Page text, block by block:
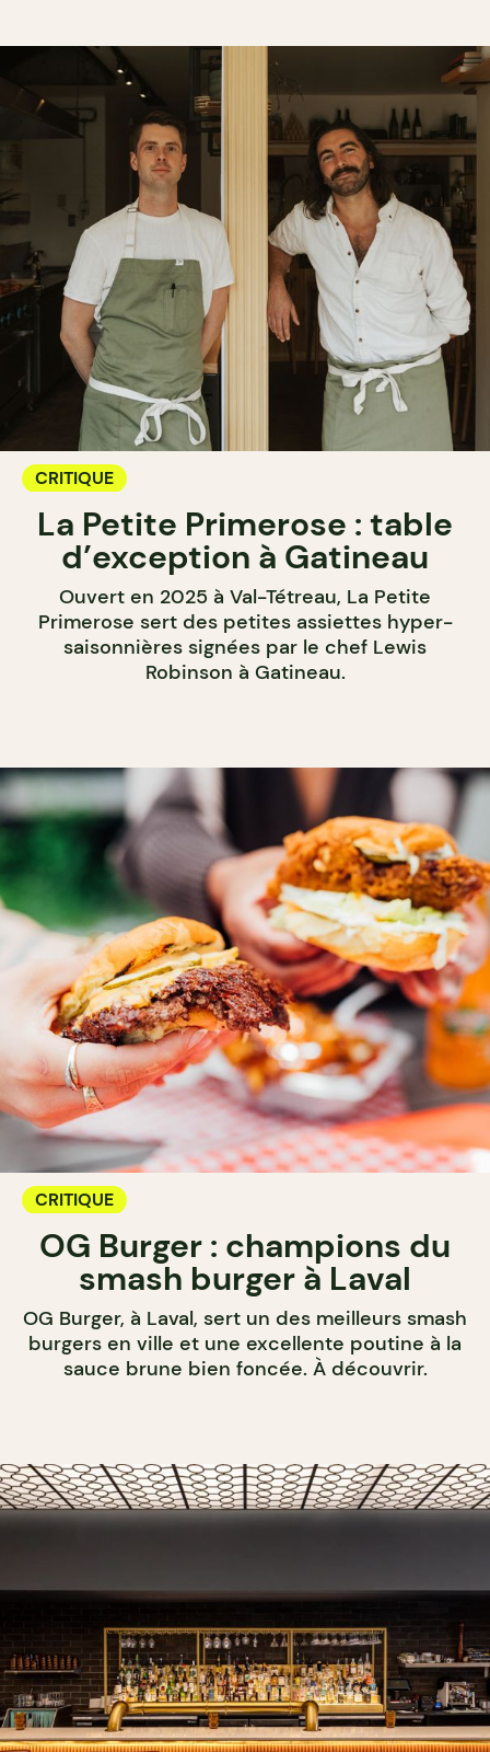
CRITIQUE
La Petite Primerose : table
d’exception à Gatineau
Ouvert en 2025 à Val-Tétreau, La Petite
Primerose sert des petites assiettes hyper-
saisonnières signées par le chef Lewis
Robinson à Gatineau.
CRITIQUE
OG Burger : champions du
smash burger à Laval
OG Burger, à Laval, sert un des meilleurs smash
burgers en ville et une excellente poutine à la
sauce brune bien foncée. À découvrir.